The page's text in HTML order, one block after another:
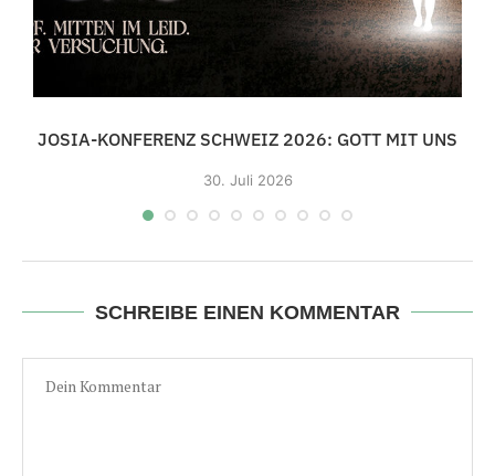
JOSIA-KONFERENZ SCHWEIZ 2026: GOTT MIT UNS
30. Juli 2026
SCHREIBE EINEN KOMMENTAR